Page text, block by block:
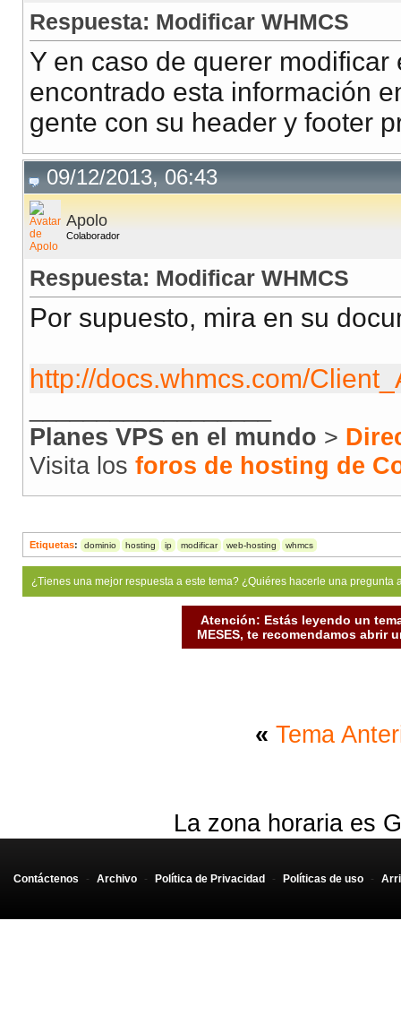
Respuesta: Modificar WHMCS
Y en caso de querer
encontrado esta información
gente con su header y footer
09/12/2013, 06:43
Apolo
Colaborador
Respuesta: Modificar WHMCS
Por supuesto, mira en su
http://docs.whmcs.com/
Planes VPS en el mundo >
Visita los foros de hosting de
Etiquetas: dominio hosting ip modificar web-hosting whmcs
¿Tienes una mejor respuesta a este tema? ¿Quiéres hacerle una
Atención: Estás leyendo un
MESES, te recomendamos abrir
« Tema
La zona horaria es
Contáctenos - Archivo - Política de Privacidad - Políticas de uso -